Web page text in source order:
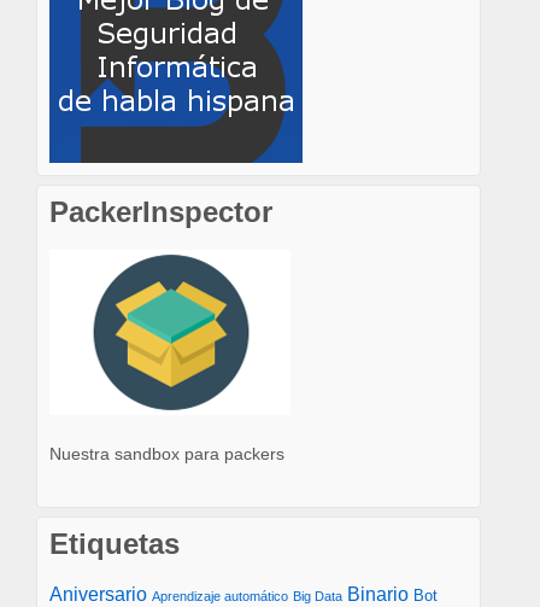
PackerInspector
Nuestra sandbox para packers
Etiquetas
Aniversario Aprendizaje automático Big Data Binario Bot